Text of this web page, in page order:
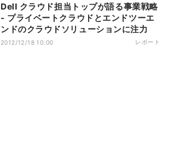
Dell クラウド担当トップが語る事業戦略
- プライベートクラウドとエンドツーエ
ンドのクラウドソリューションに注力
2012/12/18 10:00 レポート